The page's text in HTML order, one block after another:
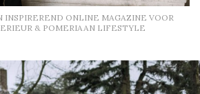
INSPIREREND ONLINE MAGAZINE VOOR
& POMERIAAN LIFESTYLE